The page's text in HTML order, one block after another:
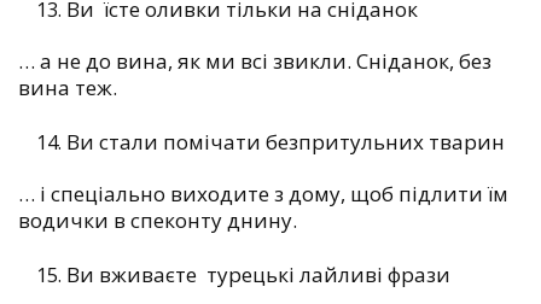
Ви їсте оливки тільки на сніданок
… а не до вина, як ми всі звикли. Сніданок, без
вина теж.
Ви стали помічати безпритульних тварин
… і спеціально виходите з дому, щоб підлити їм
водички в спеконту днину.
Ви вживаєте турецькі лайливі фрази